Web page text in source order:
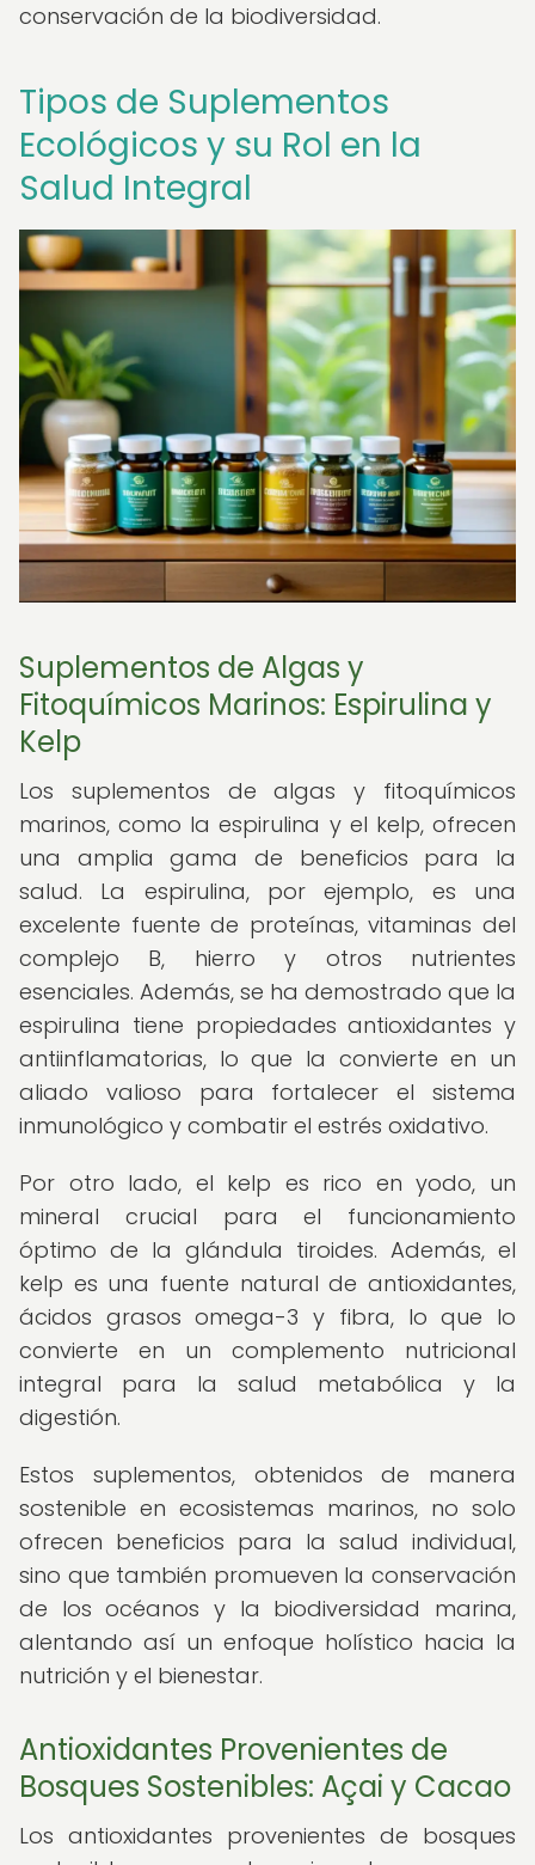
conservación de la biodiversidad.
Tipos de Suplementos
Ecológicos y su Rol en la
Salud Integral
Suplementos de Algas y
Fitoquímicos Marinos: Espirulina y
Kelp
Los suplementos de algas y fitoquímicos
marinos, como la espirulina y el kelp, ofrecen
una amplia gama de beneficios para la
salud. La espirulina, por ejemplo, es una
excelente fuente de proteínas, vitaminas del
complejo B, hierro y otros nutrientes
esenciales. Además, se ha demostrado que la
espirulina tiene propiedades antioxidantes y
antiinflamatorias, lo que la convierte en un
aliado valioso para fortalecer el sistema
inmunológico y combatir el estrés oxidativo.
Por otro lado, el kelp es rico en yodo, un
mineral crucial para el funcionamiento
óptimo de la glándula tiroides. Además, el
kelp es una fuente natural de antioxidantes,
ácidos grasos omega-3 y fibra, lo que lo
convierte en un complemento nutricional
integral para la salud metabólica y la
digestión.
Estos suplementos, obtenidos de manera
sostenible en ecosistemas marinos, no solo
ofrecen beneficios para la salud individual,
sino que también promueven la conservación
de los océanos y la biodiversidad marina,
alentando así un enfoque holístico hacia la
nutrición y el bienestar.
Antioxidantes Provenientes de
Bosques Sostenibles: Açai y Cacao
Los antioxidantes provenientes de bosques